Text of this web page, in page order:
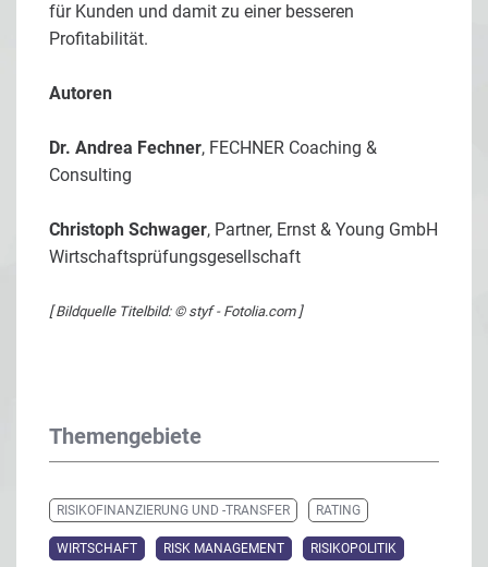
für Kunden und damit zu einer besseren
Profitabilität.
Autoren
Dr. Andrea Fechner, FECHNER Coaching &
Consulting
Christoph Schwager, Partner, Ernst & Young GmbH
Wirtschaftsprüfungsgesellschaft
[ Bildquelle Titelbild: © styf - Fotolia.com ]
Themengebiete
RISIKOFINANZIERUNG UND -TRANSFER RATING
WIRTSCHAFT RISK MANAGEMENT RISIKOPOLITIK